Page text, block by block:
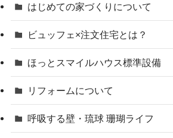
はじめての家づくりについて
ビュッフェ×注文住宅とは？
ほっとスマイルハウス標準設備
リフォームについて
呼吸する壁・琉球 珊瑚ライフ